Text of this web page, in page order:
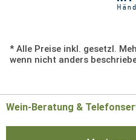
* Alle Preise inkl. gesetzl.
wenn nicht anders
Wein-Beratung &